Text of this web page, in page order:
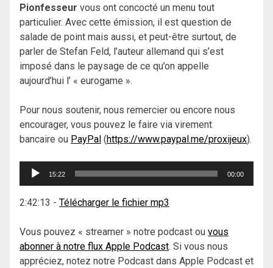
Pionfesseur vous ont concocté un menu tout
particulier. Avec cette émission, il est question de
salade de point mais aussi, et peut-être surtout, de
parler de Stefan Feld, l’auteur allemand qui s’est
imposé dans le paysage de ce qu’on appelle
aujourd’hui l’ « eurogame ».
Pour nous soutenir, nous remercier ou encore nous
encourager, vous pouvez le faire via virement
bancaire ou PayPal (https://www.paypal.me/proxijeux).
Lecteur
15:22 00:00
2:42:13 - Télécharger le fichier mp3
Vous pouvez « streamer » notre podcast ou vous
abonner à notre flux Apple Podcast. Si vous nous
appréciez, notez notre Podcast dans Apple Podcast et